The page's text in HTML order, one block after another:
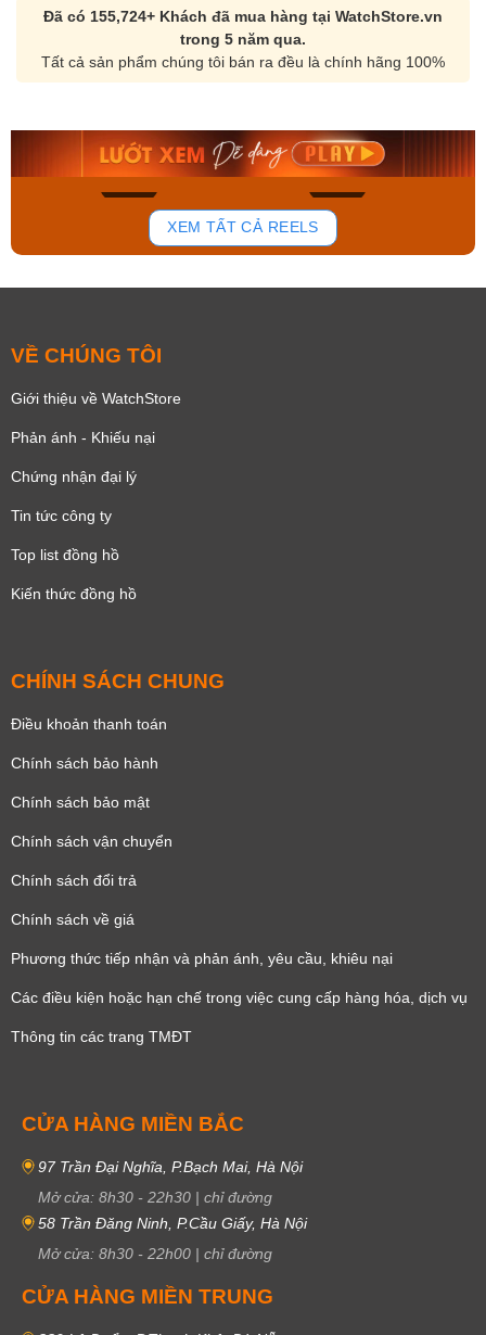
Đã có 155,724+ Khách đã mua hàng tại WatchStore.vn
trong 5 năm qua.
Tất cả sản phẩm chúng tôi bán ra đều là chính hãng 100%
177
Orient Nam RA-
Mua ngay
Casio Nam MTS-
Mua ngay
XEM TẤT CẢ REELS
VỀ CHÚNG TÔI
Giới thiệu về WatchStore
Phản ánh - Khiếu nại
Chứng nhận đại lý
Tin tức công ty
Top list đồng hồ
Kiến thức đồng hồ
CHÍNH SÁCH CHUNG
Điều khoản thanh toán
Chính sách bảo hành
Chính sách bảo mật
Chính sách vận chuyển
Chính sách đổi trả
Chính sách về giá
Phương thức tiếp nhận và phản ánh, yêu cầu, khiêu nại
Các điều kiện hoặc hạn chế trong việc cung cấp hàng hóa, dịch vụ
Thông tin các trang TMĐT
CỬA HÀNG MIỀN BẮC
97 Trần Đại Nghĩa, P.Bạch Mai, Hà Nội
Mở cửa: 8h30 - 22h30 | chỉ đường
58 Trần Đăng Ninh, P.Cầu Giấy, Hà Nội
Mở cửa: 8h30 - 22h00 | chỉ đường
CỬA HÀNG MIỀN TRUNG